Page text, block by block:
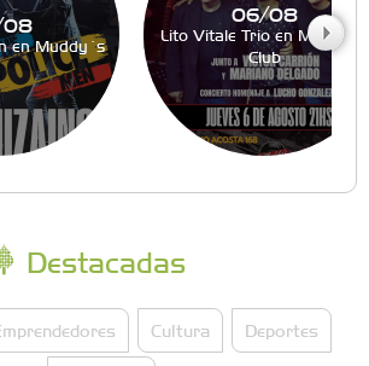
en Muddy´s
06/08
Lito Vitale Trio en Muddy´s
Club
Destacadas
Cultura Deportes